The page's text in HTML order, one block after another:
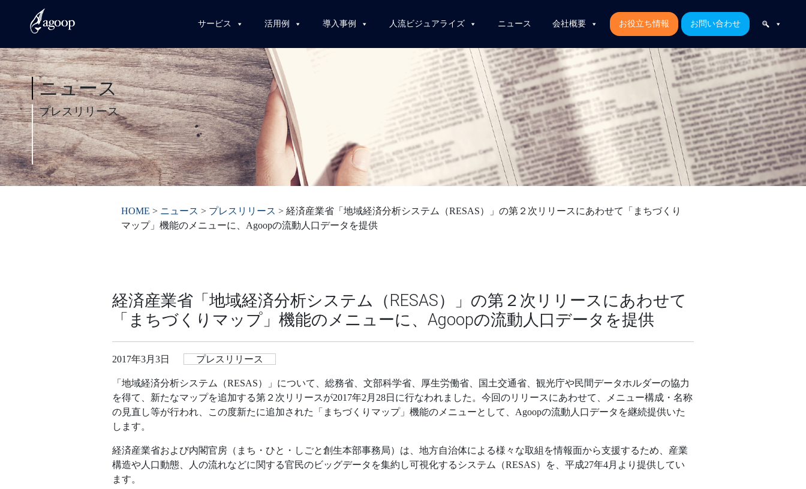
サービス 活用例 導入事例 人流ビジュアライズ ニュース 会社概要 お役立ち情報 お問い合わせ
ニュース
プレスリリース
HOME > ニュース > プレスリリース > 経済産業省「地域経済分析システム（RESAS）」の第２次リリースにあわせて「まちづくり
マップ」機能のメニューに、Agoopの流動人口データを提供
経済産業省「地域経済分析システム（RESAS）」の第２次リリースにあわせて
「まちづくりマップ」機能のメニューに、Agoopの流動人口データを提供
2017年3月3日 プレスリリース
「地域経済分析システム（RESAS）」について、総務省、文部科学省、厚生労働省、国土交通省、観光庁や民間データホルダーの協力
を得て、新たなマップを追加する第２次リリースが2017年2月28日に行なわれました。今回のリリースにあわせて、メニュー構成・名称
の見直し等が行われ、この度新たに追加された「まちづくりマップ」機能のメニューとして、Agoopの流動人口データを継続提供いた
します。
経済産業省および内閣官房（まち・ひと・しごと創生本部事務局）は、地方自治体による様々な取組を情報面から支援するため、産業
構造や人口動態、人の流れなどに関する官民のビッグデータを集約し可視化するシステム（RESAS）を、平成27年4月より提供してい
ます。